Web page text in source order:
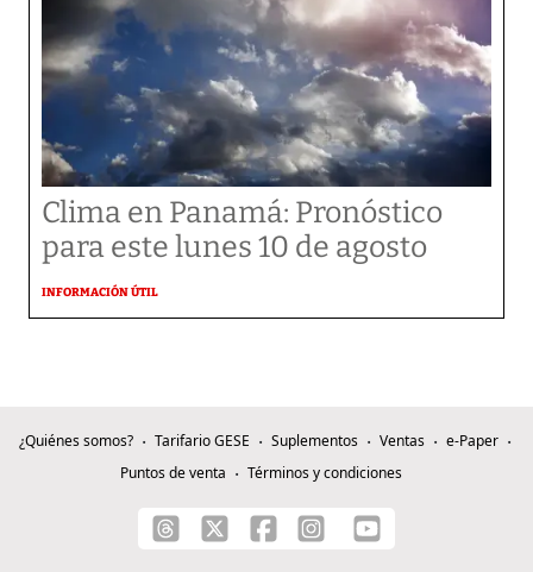
Clima en Panamá: Pronóstico
para este lunes 10 de agosto
INFORMACIÓN ÚTIL
¿Quiénes somos? Tarifario GESE Suplementos Ventas
e-Paper
Puntos de venta
Términos y condiciones